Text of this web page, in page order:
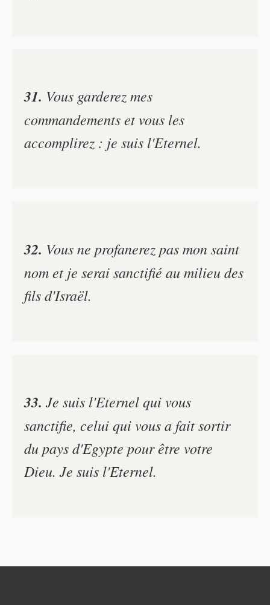
31. Vous garderez mes
commandements et vous les
accomplirez : je suis l'Eternel.
32. Vous ne profanerez pas mon saint
nom et je serai sanctifié au milieu des
fils d'Israël.
33. Je suis l'Eternel qui vous
sanctifie, celui qui vous a fait sortir
du pays d'Egypte pour être votre
Dieu. Je suis l'Eternel.